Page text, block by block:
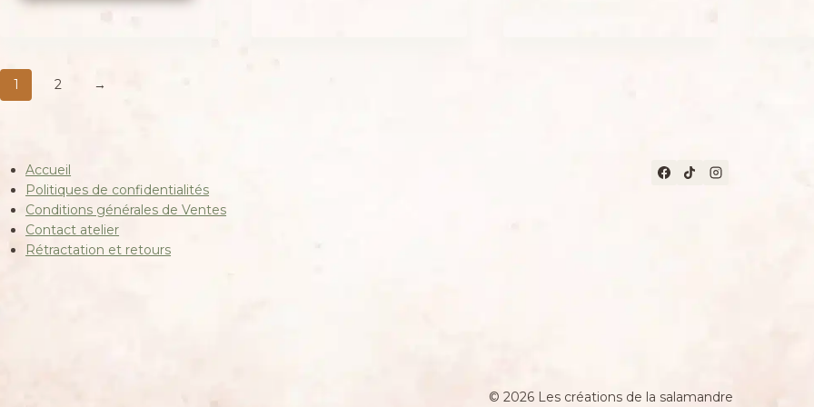
était :
est :
1 2 →
Accueil
Politiques de confidentialités
Conditions générales de Ventes
Contact atelier
Rétractation et retours
© 2026 Les créations de la salamandre